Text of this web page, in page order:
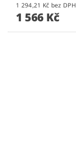
1 294,21 Kč bez DPH
1 566 Kč